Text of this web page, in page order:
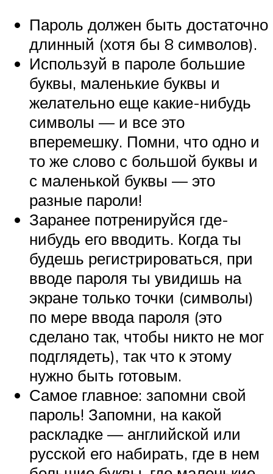
Пароль должен быть достаточно
длинный (хотя бы 8 символов).
Используй в пароле большие
буквы, маленькие буквы и
желательно еще какие-нибудь
символы — и все это
вперемешку. Помни, что одно и
то же слово с большой буквы и
с маленькой буквы — это
разные пароли!
Заранее потренируйся где-
нибудь его вводить. Когда ты
будешь регистрироваться, при
вводе пароля ты увидишь на
экране только точки (символы)
по мере ввода пароля (это
сделано так, чтобы никто не мог
подглядеть), так что к этому
нужно быть готовым.
Самое главное: запомни свой
пароль! Запомни, на какой
раскладке — английской или
русской его набирать, где в нем